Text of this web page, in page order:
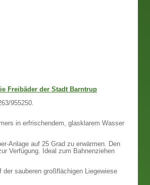
Freibäder der Stadt Barntrup
955250.
in erfrischendem, glasklarem Wasser
Anlage auf 25 Grad zu erwärmen. Den
Verfügung. Ideal zum Bahnenziehen
sauberen großflächigen Liegewiese